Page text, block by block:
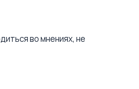
во мнениях, не